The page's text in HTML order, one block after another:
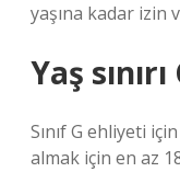
yaşına kadar izin
Yaş
Sınıf G ehliyeti
almak için en az